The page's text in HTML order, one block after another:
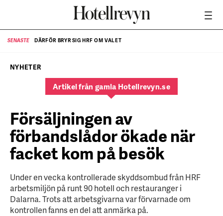
SENASTE DÄRFÖR BRYR SIG HRF OM VALET
NYHETER
Artikel från gamla Hotellrevyn.se
Försäljningen av
förbandslådor ökade när
facket kom på besök
Under en vecka kontrollerade skyddsombud från HRF
arbetsmiljön på runt 90 hotell och restauranger i
Dalarna. Trots att arbetsgivarna var förvarnade om
kontrollen fanns en del att anmärka på.